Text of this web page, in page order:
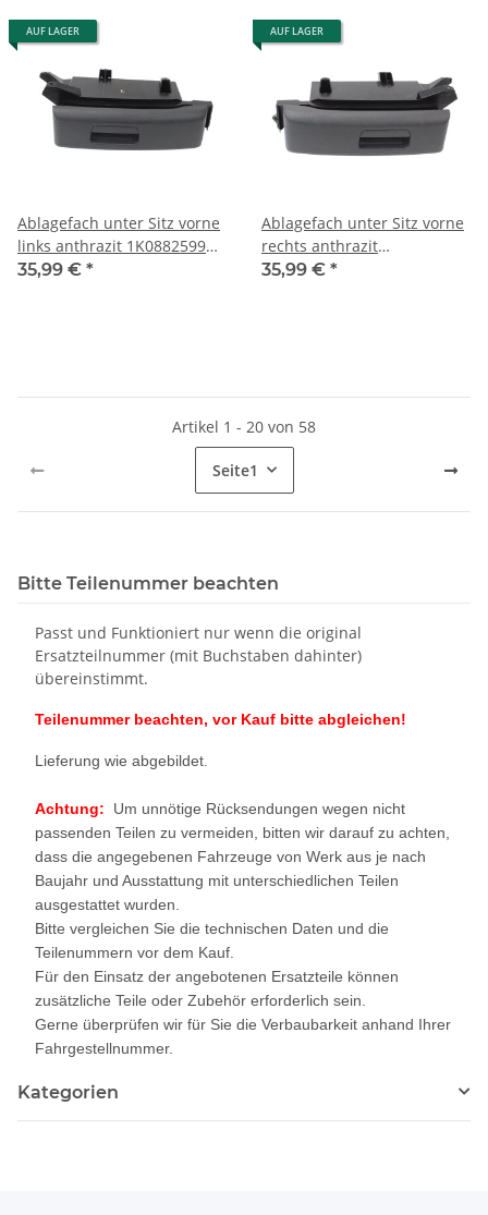
AUF LAGER
Ablagefach unter Sitz vorne
links anthrazit 1K0882599B
VW Touran 1T3 Schublade
35,99 € *
AUF LAGER
Ablagefach unter Sitz vorne
rechts anthrazit
1K0882600B VW Touran 1T3
35,99 € *
Artikel 1 - 20 von 58
Seite1
Bitte Teilenummer beachten
Passt und Funktioniert nur wenn die original
Ersatzteilnummer (mit Buchstaben dahinter)
übereinstimmt.
Teilenummer beachten, vor Kauf bitte abgleichen!
Lieferung wie abgebildet.
Achtung: Um unnötige Rücksendungen wegen nicht
passenden Teilen zu vermeiden, bitten wir darauf zu achten,
dass die angegebenen Fahrzeuge von Werk aus je nach
Baujahr und Ausstattung mit unterschiedlichen Teilen
ausgestattet wurden.
Bitte vergleichen Sie die technischen Daten und die
Teilenummern vor dem Kauf.
Für den Einsatz der angebotenen Ersatzteile können
zusätzliche Teile oder Zubehör erforderlich sein.
Gerne überprüfen wir für Sie die Verbaubarkeit anhand Ihrer
Fahrgestellnummer.
Kategorien